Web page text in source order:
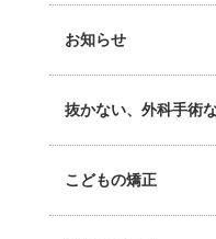
お知らせ
抜かない、外科手術
こどもの矯正